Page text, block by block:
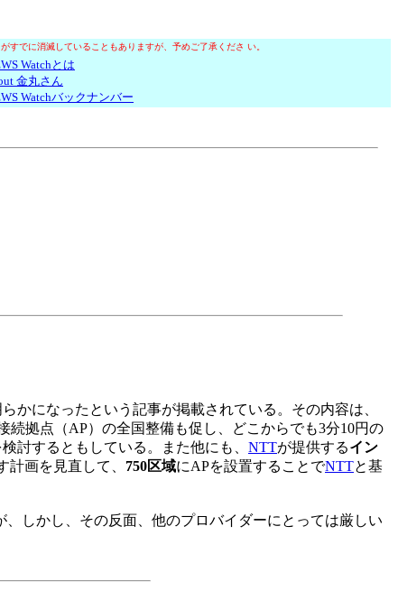
がすでに消滅していることもありますが、予めご了承くださ い。
Watchとは
金丸さん
Watchバックナンバー
かになったという記事が掲載されている。その内容は、
続拠点（AP）の全国整備も促し、どこからでも3分10円の
討するともしている。また他にも、 NTTが提供するイン
計画を見直して、 750区域にAPを設置することでNTTと基
しかし、その反面、他のプロバイダーにとっては厳しい